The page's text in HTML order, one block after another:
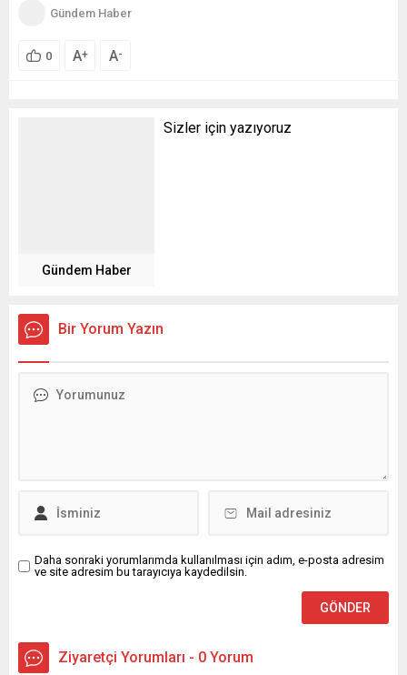
Gündem Haber
0 A+ A-
Gündem Haber
Sizler için yazıyoruz
Bir Yorum Yazın
Daha sonraki yorumlarımda kullanılması için adım, e-posta adresim
ve site adresim bu tarayıcıya kaydedilsin.
Ziyaretçi Yorumları - 0 Yorum